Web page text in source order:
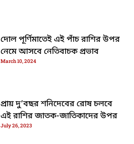
দোল পূর্ণিমাতেই এই পাঁচ রাশির উপর
নেমে আসবে নেতিবাচক প্রভাব
March 10, 2024
প্রায় দু’বছর শনিদেবের রোষ চলবে
এই রাশির জাতক-জাতিকাদের উপর
July 26, 2023